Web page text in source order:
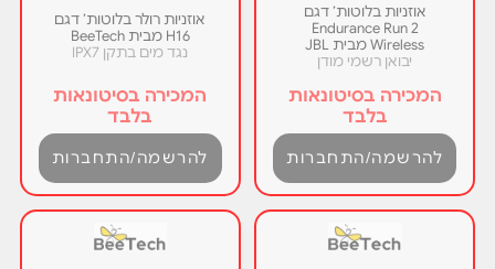
אוזניות בלוטות’ דגם
Endurance Run 2
Wireless מבית JBL
יבואן רשמי מודן
המכירה בסיטונאות
בלבד
להרשמה/התחברות
אוזניות רולר בלוטות’ דגם
H16 מבית BeeTech
נגד מים בתקן IPX7
המכירה בסיטונאות
בלבד
להרשמה/התחברות